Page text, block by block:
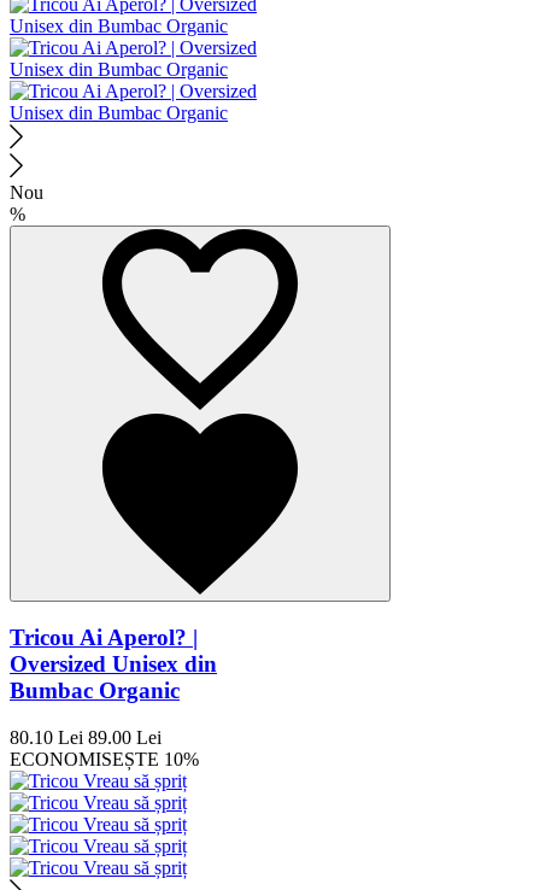
Nou
%
Tricou Ai Aperol? |
Oversized Unisex din
Bumbac Organic
80.10 Lei 89.00 Lei
ECONOMISEȘTE 10%